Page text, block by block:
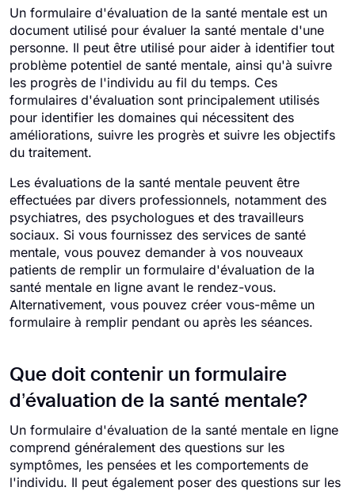
Un formulaire d'évaluation de la santé mentale est un
document utilisé pour évaluer la santé mentale d'une
personne. Il peut être utilisé pour aider à identifier tout
problème potentiel de santé mentale, ainsi qu'à suivre
les progrès de l'individu au fil du temps. Ces
formulaires d'évaluation sont principalement utilisés
pour identifier les domaines qui nécessitent des
améliorations, suivre les progrès et suivre les objectifs
du traitement.
Les évaluations de la santé mentale peuvent être
effectuées par divers professionnels, notamment des
psychiatres, des psychologues et des travailleurs
sociaux. Si vous fournissez des services de santé
mentale, vous pouvez demander à vos nouveaux
patients de remplir un formulaire d'évaluation de la
santé mentale en ligne avant le rendez-vous.
Alternativement, vous pouvez créer vous-même un
formulaire à remplir pendant ou après les séances.
Que doit contenir un formulaire
d’évaluation de la santé mentale?
Un formulaire d'évaluation de la santé mentale en ligne
comprend généralement des questions sur les
symptômes, les pensées et les comportements de
l'individu. Il peut également poser des questions sur les